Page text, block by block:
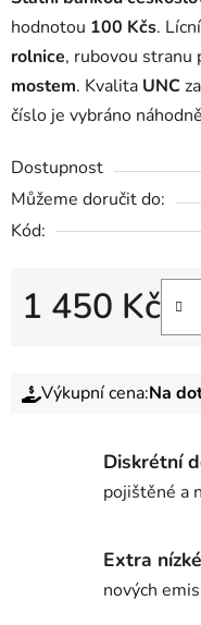
hodnotou 100 Kčs.
rolnice, rubovou stranu
mostem. Kvalita UNC
číslo je vybráno
Dostupnost
Můžeme doručit do:
Kód:
1 450 Kč
Výkupní cena:Na
Diskrétní
pojištěné a
Extra
nových